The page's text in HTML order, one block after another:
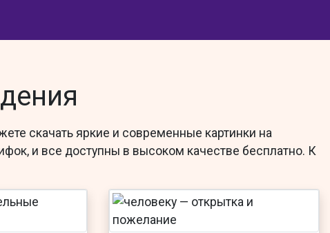
скачать яркие и современные картинки на
и все доступны в высоком качестве бесплатно. К